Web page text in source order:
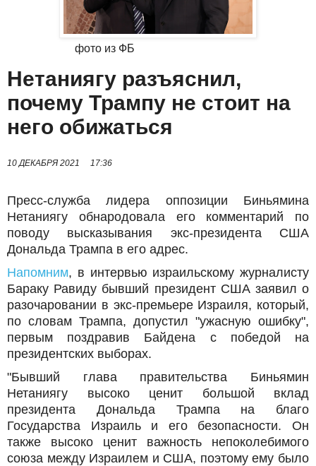
фото из ФБ
Нетаниягу разъяснил,
почему Трампу не стоит на
него обижаться
10 ДЕКАБРЯ 2021 17:36
Пресс-служба лидера оппозиции Биньямина
Нетаниягу обнародовала его комментарий по
поводу высказывания экс-президента США
Дональда Трампа в его адрес.
Напомним, в интервью израильскому журналисту
Бараку Равиду бывший президент США заявил о
разочаровании в экс-премьере Израиля, который,
по словам Трампа, допустил "ужасную ошибку",
первым поздравив Байдена с победой на
президентских выборах.
"Бывший глава правительства Биньямин
Нетаниягу высоко ценит большой вклад
президента Дональда Трампа на благо
Государства Израиль и его безопасности. Он
также высоко ценит важность непоколебимого
союза между Израилем и США, поэтому ему было